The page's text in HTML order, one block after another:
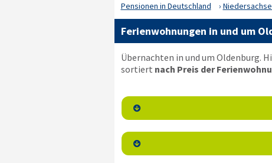
Pensionen in Deutschland
Ferienwohnungen in und um
Übernachten in und um Oldenburg.
sortiert nach Preis der

